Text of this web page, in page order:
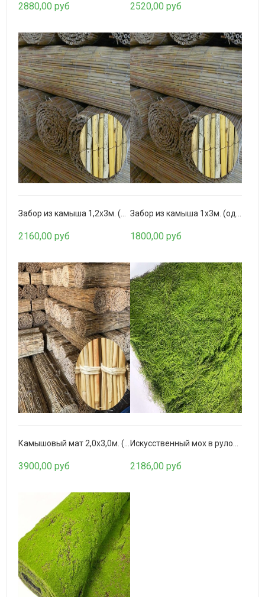
Бамбуковое полотно Серо-зеленое
1480,00 руб
Бамбуковое полотно BW-137-8
1853,00 руб
Обои Cosca Папирус Кантри
2880,00 руб 2520,00 руб
2160,00 руб 1800,00 руб
3900,00 руб 2186,00 руб